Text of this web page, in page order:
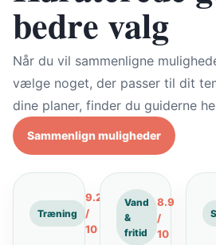
bedre valg
Når du vil sammenligne
vælge noget, der passer til dit
dine planer, finder du guiderne
Sammenlign muligheder
Træning
9.2
/
10
Vand
&
fritid
8.9
/
10